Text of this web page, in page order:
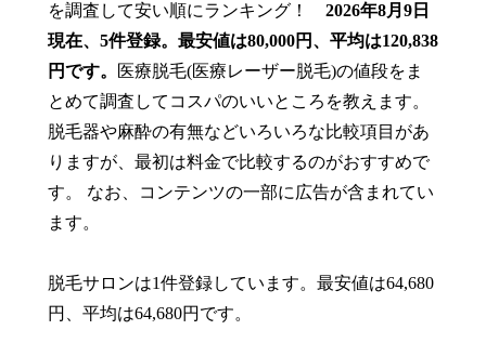
を調査して安い順にランキング！ 2026年8月9日
現在、5件登録。最安値は80,000円、平均は120,838
円です。
医療脱毛(医療レーザー脱毛)の値段をま
とめて調査してコスパのいいところを教えます。
脱毛器や麻酔の有無などいろいろな比較項目があ
りますが、最初は料金で比較するのがおすすめで
す。 なお、コンテンツの一部に広告が含まれてい
ます。
脱毛サロンは1件登録しています。最安値は64,680
円、平均は64,680円です。